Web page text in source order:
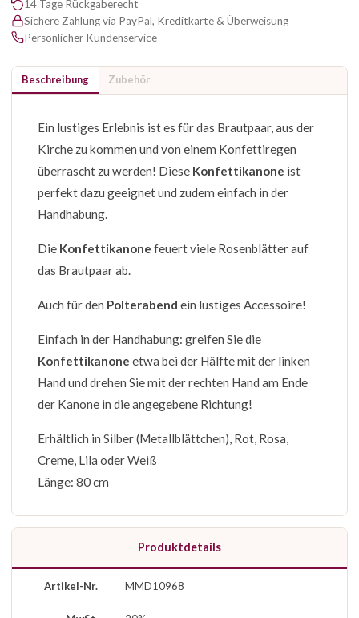
14 Tage Rückgaberecht
Sichere Zahlung via PayPal, Kreditkarte & Überweisung
Persönlicher Kundenservice
Beschreibung Zubehör
Ein lustiges Erlebnis ist es für das Brautpaar, aus der
Kirche zu kommen und von einem Konfettiregen
überrascht zu werden! Diese Konfettikanone ist
perfekt dazu geeignet und zudem einfach in der
Handhabung.
Die Konfettikanone feuert viele Rosenblätter auf
das Brautpaar ab.
Auch für den Polterabend ein lustiges Accessoire!
Einfach in der Handhabung: greifen Sie die
Konfettikanone etwa bei der Hälfte mit der linken
Hand und drehen Sie mit der rechten Hand am Ende
der Kanone in die angegebene Richtung!
Erhältlich in Silber (Metallblättchen), Rot, Rosa,
Creme, Lila oder Weiß
Länge: 80 cm
Produktdetails
Artikel-Nr. MMD10968